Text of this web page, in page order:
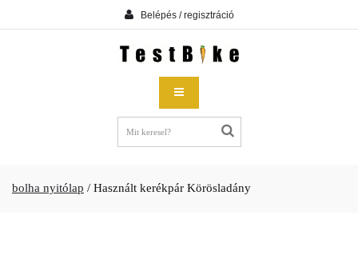
Belépés / regisztráció
bolha nyitólap / Használt kerékpár Körösladány